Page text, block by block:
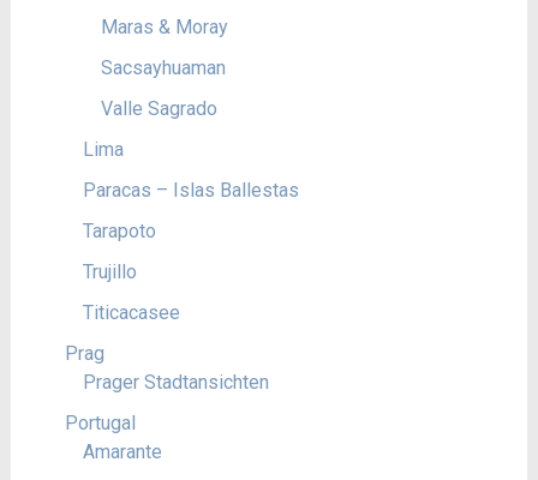
Maras & Moray
Sacsayhuaman
Valle Sagrado
Lima
Paracas – Islas Ballestas
Tarapoto
Trujillo
Titicacasee
Prag
Prager Stadtansichten
Portugal
Amarante